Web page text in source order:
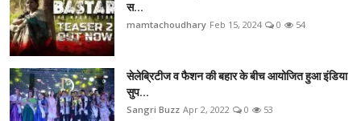
स...
mamtachoudhary Feb 15, 2024 0 54
सेलेब्रिटीज व फैशन की बहार के बीच आयोजित हुआ इंडिया
सुप...
Sangri Buzz Apr 2, 2022 0 53